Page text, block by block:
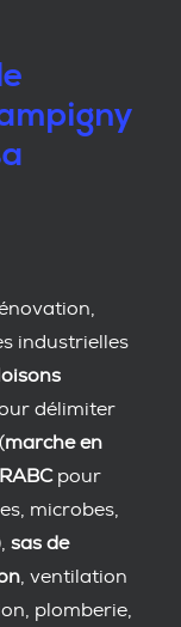
industrielles
délimiter
marche en
pour
microbes,
sas de
, ventilation
plomberie,